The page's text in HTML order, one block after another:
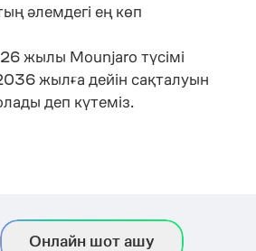
әлемдегі ең көп
жылы Mounjaro түсімі
жылға дейін сақталуын
деп күтеміз.
Онлайн шот ашу